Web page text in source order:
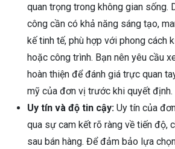
quan trọng trong không gian sống.
công cần có khả năng sáng tạo,
kế tinh tế, phù hợp với phong cách
hoặc công trình. Bạn nên yêu cầu
hoàn thiện để đánh giá trực quan
mỹ của đơn vị trước khi quyết định.
Uy tín và độ tin cậy: Uy tín của
qua sự cam kết rõ ràng về tiến độ,
sau bán hàng. Để đảm bảo lựa